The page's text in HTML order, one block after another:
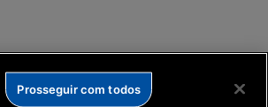
Prosseguir com todos